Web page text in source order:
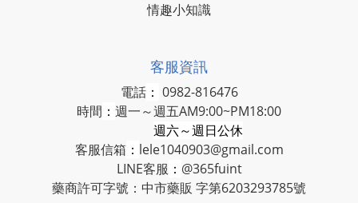
情趣小知識
客服資訊
電話： 0982-816476
時間 ： 週一～週五AM9:00~PM18:00
週六～週日公休
客服信箱 ： lele1040903@gmail.com
LINE客服 ： @365fuint
藥商許可字號：中市藥販 字第6203293785號